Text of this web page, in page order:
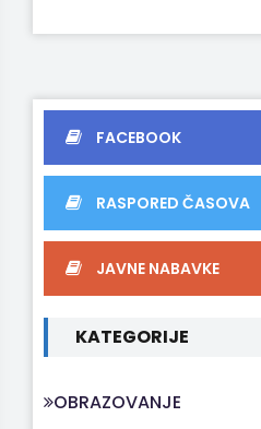
FACEBOOK
RASPORED ČASOVA
JAVNE NABAVKE
KATEGORIJE
OBRAZOVANJE